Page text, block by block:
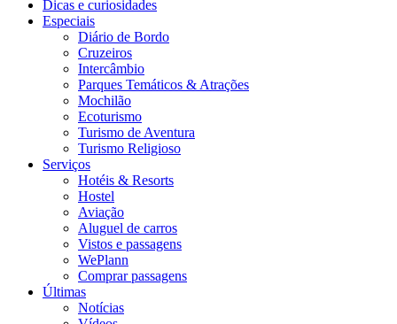
Dicas e curiosidades
Especiais
Diário de Bordo
Cruzeiros
Intercâmbio
Parques Temáticos & Atrações
Mochilão
Ecoturismo
Turismo de Aventura
Turismo Religioso
Serviços
Hotéis & Resorts
Hostel
Aviação
Aluguel de carros
Vistos e passagens
WePlann
Comprar passagens
Últimas
Notícias